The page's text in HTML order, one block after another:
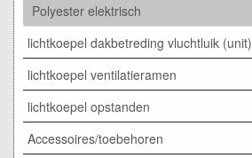
Polyester elektrisch
lichtkoepel dakbetreding vluchtluik (unit)
lichtkoepel ventilatieramen
lichtkoepel opstanden
Accessoires/toebehoren